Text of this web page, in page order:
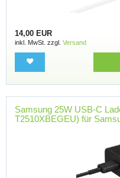
14,00 EUR
inkl. MwSt. zzgl. Versand
Samsung 25W USB-C
T2510XBEGEU) für